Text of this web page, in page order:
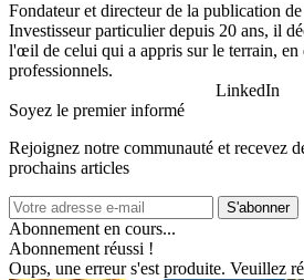
Fondateur et directeur de la publication
Investisseur particulier depuis 20 ans, il
l'œil de celui qui a appris sur le terrain, en
professionnels.
LinkedIn
Soyez le premier informé
Rejoignez notre communauté et recevez
prochains articles
S'abonner
Abonnement en cours...
Abonnement réussi !
Oups, une erreur s'est produite. Veuillez